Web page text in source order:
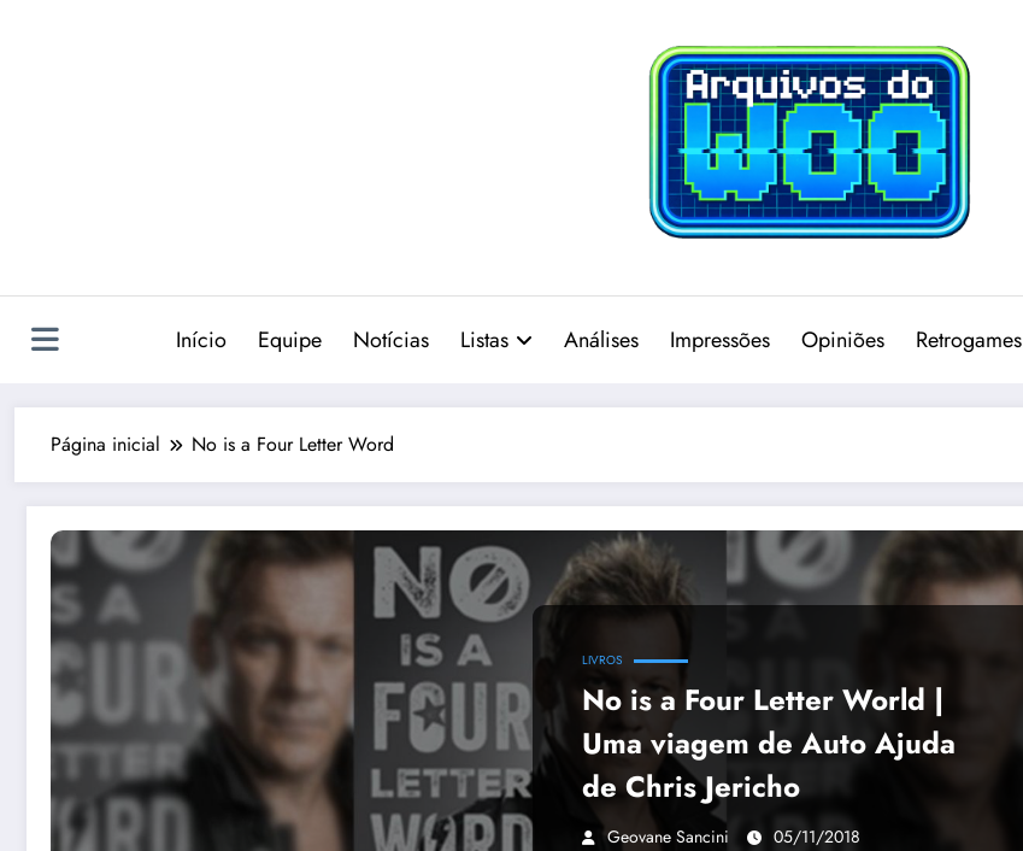
Início Equipe Notícias Listas Análises Impressões Opiniões Retrogames
Página inicial No is a Four Letter Word
LIVROS
No is a Four Letter World |
Uma viagem de Auto Ajuda
de Chris Jericho
Geovane Sancini 05/11/2018